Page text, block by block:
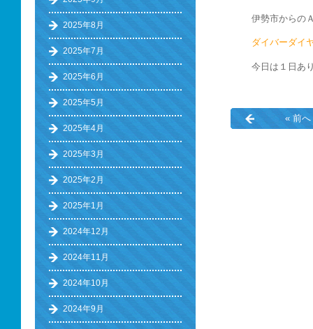
伊勢市からの
ダイバーダイ
今日は１日あ
« 前へ
2025年8月
2025年7月
2025年6月
2025年5月
2025年4月
2025年3月
2025年2月
2025年1月
2024年12月
2024年11月
2024年10月
2024年9月